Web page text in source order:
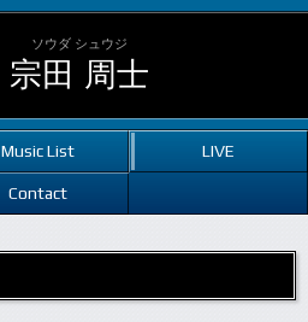
ソウダ シュウジ
宗田 周士
Music List LIVE
Contact